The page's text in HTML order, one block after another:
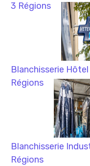
3 Régions
Blanchisserie
Régions
Blanchisserie
Régions